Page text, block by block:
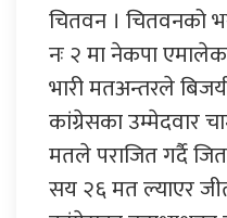
चितवन । चितवनको
नः २ मा नेकपा
भारी मतअन्तरले
कांग्रेसका उम्मेदवार
मतले पराजित गर्दै
सय २६ मत ल्याएर